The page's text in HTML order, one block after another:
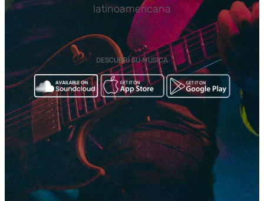
latinoamericana
DESCUBRÍ SU MUSICA